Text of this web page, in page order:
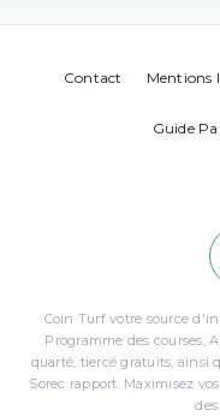
Contact Mentions
Guide
Coin Turf votre source
Programme des courses,
quarté, tiercé gratuits, ainsi
Sorec rapport. Maximisez